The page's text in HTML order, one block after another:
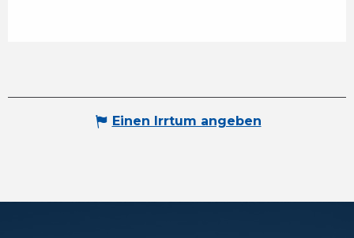
Einen Irrtum angeben